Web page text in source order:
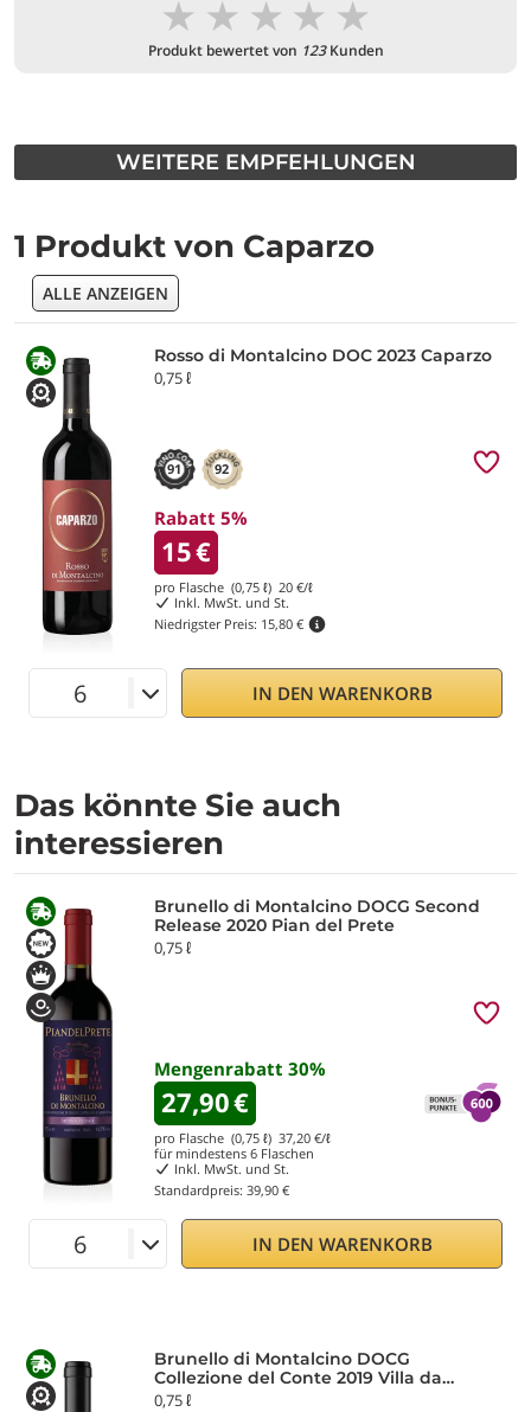
★
★
★
★
★
Produkt bewertet von 123Kunden
WEITERE EMPFEHLUNGEN
1 Produkt von Caparzo
ALLE ANZEIGEN
Rosso di Montalcino DOC 2023 Caparzo
0,75 ℓ
91 92
Rabatt 5%
15€
pro Flasche (0,75 ℓ) 20 €/ℓ
Inkl. MwSt. und St.
Niedrigster Preis: 15,80 €
IN DEN WARENKORB
Das könnte Sie auch
interessieren
Brunello di Montalcino DOCG Second
Release 2020 Pian del Prete
0,75 ℓ
Mengenrabatt 30%
27,90€
pro Flasche (0,75 ℓ) 37,20 €/ℓ
für mindestens 6 Flaschen
Inkl. MwSt. und St.
Standardpreis: 39,90 €
IN DEN WARENKORB
Brunello di Montalcino DOCG
Collezione del Conte 2019 Villa da
Filicaja
0,75 ℓ